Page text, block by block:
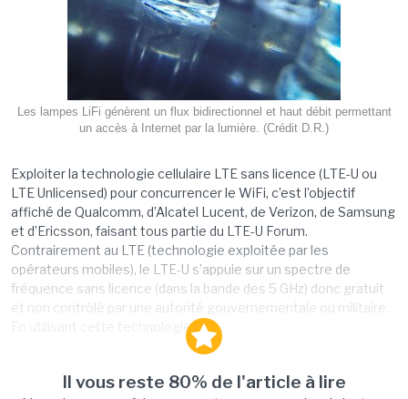
Les lampes LiFi génèrent un flux bidirectionnel et haut débit permettant
un accès à Internet par la lumière. (Crédit D.R.)
Exploiter la technologie cellulaire LTE sans licence (LTE-U ou
LTE Unlicensed) pour concurrencer le WiFi, c’est l’objectif
affiché de Qualcomm, d’Alcatel Lucent, de Verizon, de Samsung
et d’Ericsson, faisant tous partie du LTE-U Forum.
Contrairement au LTE (technologie exploitée par les
opérateurs mobiles), le LTE-U s’appuie sur un spectre de
fréquence sans licence (dans la bande des 5 GHz) donc gratuit
et non contrôlé par une autorité gouvernementale ou militaire.
En utilisant cette technologie, les...
Il vous reste 80% de l'article à lire